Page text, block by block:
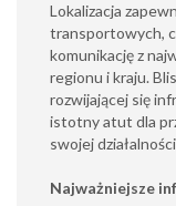
Lokalizacja
transportowych,
komunikację z
regionu i kraju.
rozwijającej się
istotny atut dla
swojej
Najważniejsze